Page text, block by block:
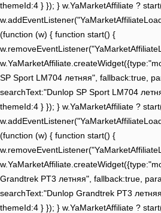
themeId:4 } }); } w.YaMarketAffiliate ?
(function (w) { function start() {
SP Sport LM704 летняя", fallback:true,
searchText:"Dunlop SP Sport LM704
themeId:4 } }); } w.YaMarketAffiliate ?
(function (w) { function start() {
Grandtrek PT3 летняя", fallback:true,
searchText:"Dunlop Grandtrek PT3
themeId:4 } }); } w.YaMarketAffiliate ?